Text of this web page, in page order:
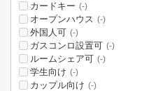
カードキー (-)
オープンハウス (-)
外国人可 (-)
ガスコンロ設置可 (-)
ルームシェア可 (-)
学生向け (-)
カップル向け (-)